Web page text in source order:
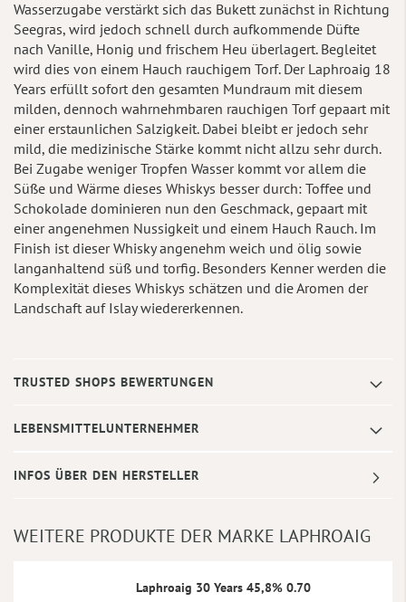
Wasserzugabe verstärkt sich das Bukett zunächst in Richtung
Seegras, wird jedoch schnell durch aufkommende Düfte
nach Vanille, Honig und frischem Heu überlagert. Begleitet
wird dies von einem Hauch rauchigem Torf. Der Laphroaig 18
Years erfüllt sofort den gesamten Mundraum mit diesem
milden, dennoch wahrnehmbaren rauchigen Torf gepaart mit
einer erstaunlichen Salzigkeit. Dabei bleibt er jedoch sehr
mild, die medizinische Stärke kommt nicht allzu sehr durch.
Bei Zugabe weniger Tropfen Wasser kommt vor allem die
Süße und Wärme dieses Whiskys besser durch: Toffee und
Schokolade dominieren nun den Geschmack, gepaart mit
einer angenehmen Nussigkeit und einem Hauch Rauch. Im
Finish ist dieser Whisky angenehm weich und ölig sowie
langanhaltend süß und torfig. Besonders Kenner werden die
Komplexität dieses Whiskys schätzen und die Aromen der
Landschaft auf Islay wiedererkennen.
TRUSTED SHOPS BEWERTUNGEN
LEBENSMITTELUNTERNEHMER
INFOS ÜBER DEN HERSTELLER
WEITERE PRODUKTE DER MARKE LAPHROAIG
Laphroaig 30 Years 45,8% 0.70